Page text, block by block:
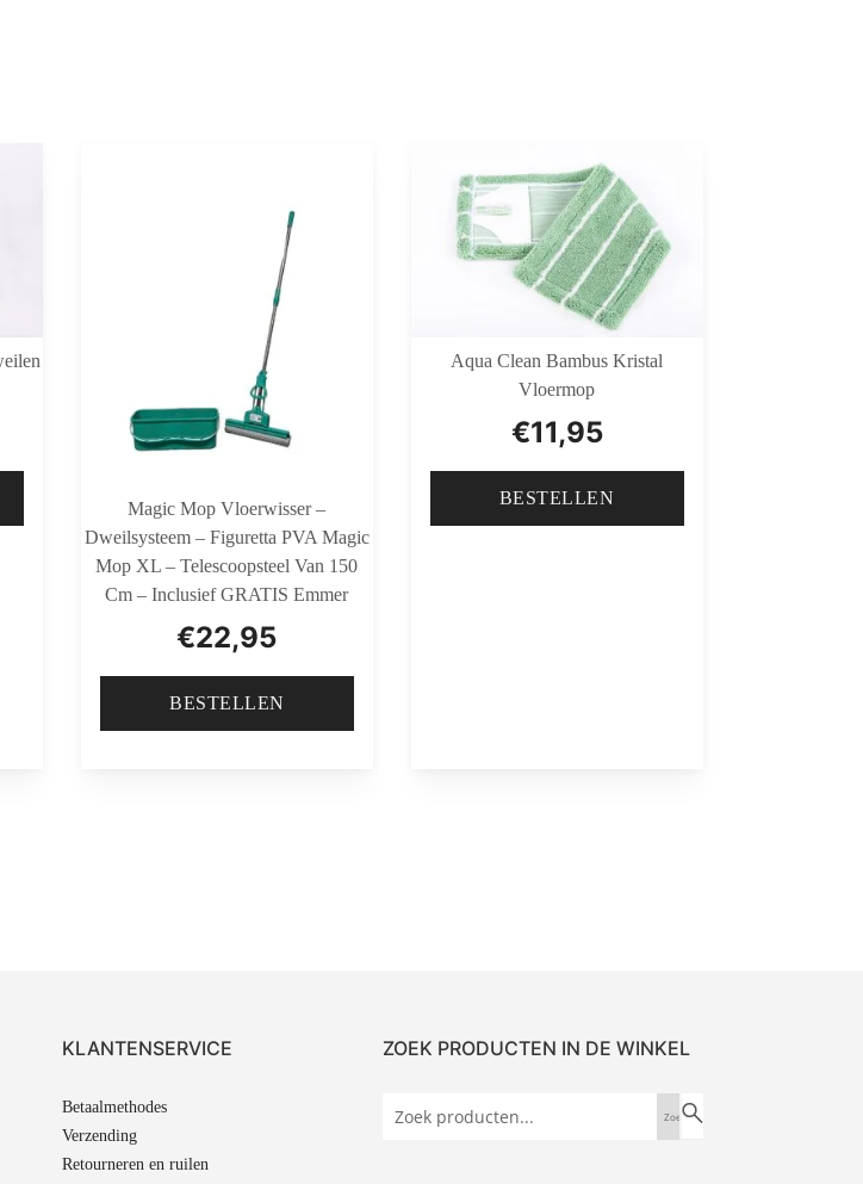
Magic Mop Vloerwisser –
Dweilsysteem – Figuretta PVA Magic
Mop XL – Telescoopsteel Van 150
Cm – Inclusief GRATIS Emmer
€22,95
BESTELLEN
Aqua Clean Bambus Kristal
Vloermop
€11,95
BESTELLEN
KLANTENSERVICE
Betaalmethodes
Verzending
Retourneren en ruilen
ZOEK PRODUCTEN IN DE WINKEL